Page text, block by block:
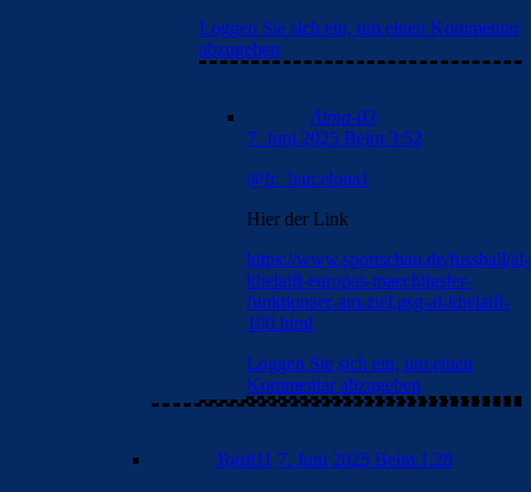
Loggen Sie sich ein, um einen Kommentar
abzugeben
Alma-03
7. Juni 2025 Beim 3:52
@fc_barcelona1
Hier der Link
https://www.sportschau.de/fussball/al-
khelaifi-europas-maechtigster-
funktionaer-am-ziel,psg-al-khelaifi-
100.html
Loggen Sie sich ein, um einen
Kommentar abzugeben
Yordi11 7. Juni 2025 Beim 1:28